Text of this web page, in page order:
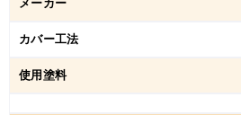
メーカー
カバー工法
使用塗料